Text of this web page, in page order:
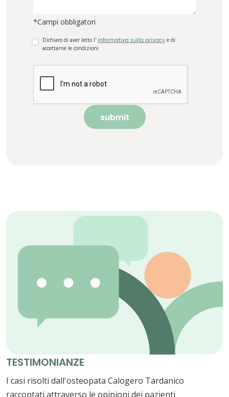
*Campi obbligatori
Dichiaro di aver letto l' informativa sulla privacy e di
accettarne le condizioni
submit
TESTIMONIANZE
I casi risolti dall'osteopata Calogero Tardanico
raccontati attraverso le opinioni dei pazienti